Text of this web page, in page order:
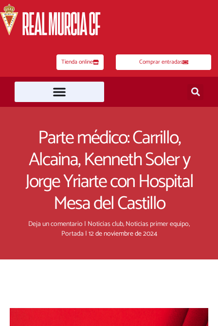
al
contenido
Tienda online Comprar entradas
Parte médico: Carrillo,
Alcaina, Kenneth Soler y
Jorge Yriarte con Hospital
Mesa del Castillo
Deja un comentario | Noticias club,Noticias primer equipo,
Portada |12 de noviembre de 2024